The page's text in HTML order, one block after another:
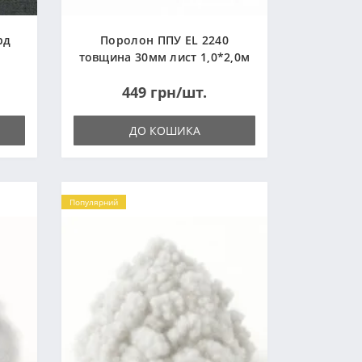
Поролон ППУ EL 2240
товщина 30мм лист 1,0*2,0м
449 грн/шт.
ДО КОШИКА
Популярний